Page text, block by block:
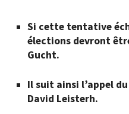
Si cette tentative
élections devront
Gucht.
Il suit ainsi l’appel
David Leisterh.